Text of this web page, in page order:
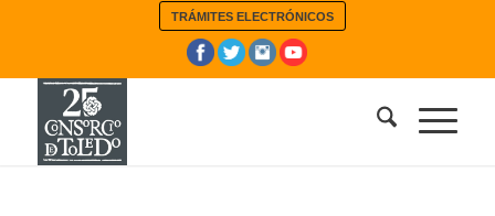
TRÁMITES ELECTRÓNICOS